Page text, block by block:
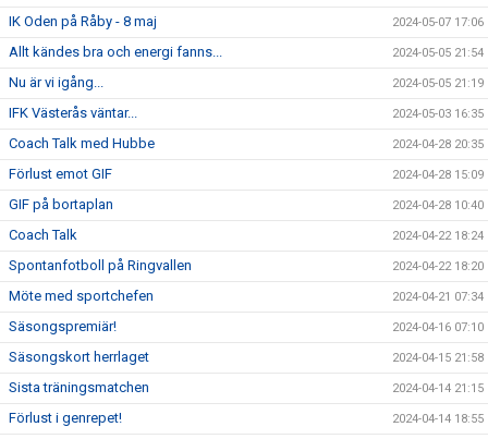
IK Oden på Råby - 8 maj 2024-05-07 17:06
Allt kändes bra och energi fanns... 2024-05-05 21:54
Nu är vi igång... 2024-05-05 21:19
IFK Västerås väntar... 2024-05-03 16:35
Coach Talk med Hubbe 2024-04-28 20:35
Förlust emot GIF 2024-04-28 15:09
GIF på bortaplan 2024-04-28 10:40
Coach Talk 2024-04-22 18:24
Spontanfotboll på Ringvallen 2024-04-22 18:20
Möte med sportchefen 2024-04-21 07:34
Säsongspremiär! 2024-04-16 07:10
Säsongskort herrlaget 2024-04-15 21:58
Sista träningsmatchen 2024-04-14 21:15
Förlust i genrepet! 2024-04-14 18:55